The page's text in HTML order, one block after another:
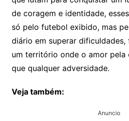
de coragem e identidade,
só pelo futebol exibido, mas
diário em superar
um território onde o amor pela
que qualquer adversidade.
Veja também:
Anuncio